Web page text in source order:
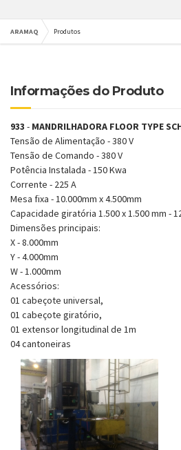
ARAMAQ Produtos
Informações do Produto
933 - MANDRILHADORA FLOOR TYPE
Tensão de Alimentação - 380 V
Tensão de Comando - 380 V
Potência Instalada - 150 Kwa
Corrente - 225 A
Mesa fixa - 10.000mm x 4.500mm
Capacidade giratória 1.500 x 1.500 mm -
Dimensões principais:
X - 8.000mm
Y - 4.000mm
W - 1.000mm
Acessórios:
01 cabeçote universal,
01 cabeçote giratório,
01 extensor longitudinal de 1m
04 cantoneiras